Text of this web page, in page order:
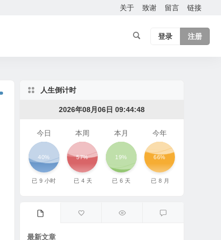
关于 致谢 留言 链接
登录 注册
人生倒计时
2026年08月06日 09:44:49
今日
40%
已 9 小时
本周
57%
已 4 天
本月
19%
已 6 天
今年
66%
已 8 月
最新文章